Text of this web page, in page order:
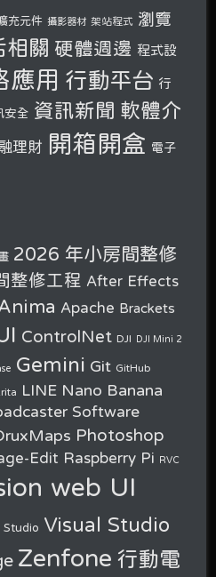
充元件 攝影器材 架站程式
瀏覽
相關 硬體週邊 程式設
應用 行動平台 行
安全 資訊新聞 軟體介
理財 開箱開盒 電子
2026 年小房間整修
整修工程 After Effects
Anima Apache Brackets
ControlNet DJI DJI Mini 2
Gemini Git GitHub
LINE Nano Banana
Software
Photoshop
Edit Raspberry Pi RVC
web UI
Studio Visual Studio
Zenfone 行動電